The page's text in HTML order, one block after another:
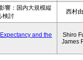
響：国内大規模縦
検討
西村
and the
Shiro
James